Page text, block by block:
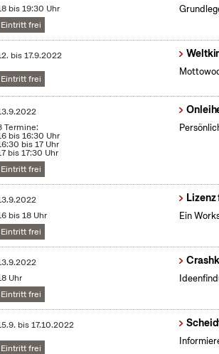
bis 19:30 Uhr
Eintritt frei
bis17.9.2022
Eintritt frei
Termine:
bis 16:30 Uhr
bis 17 Uhr
bis 17:30 Uhr
Eintritt frei
bis 18 Uhr
Eintritt frei
Ein
Uhr
Eintritt frei
bis17.10.2022
Eintritt frei